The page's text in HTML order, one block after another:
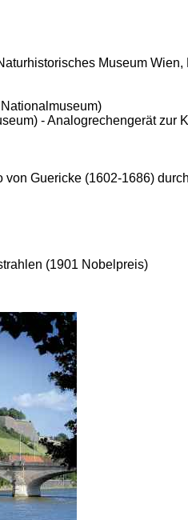
Museum
- Analogrechengerät zur
Guericke (1602-1686)
(1901 Nobelpreis)